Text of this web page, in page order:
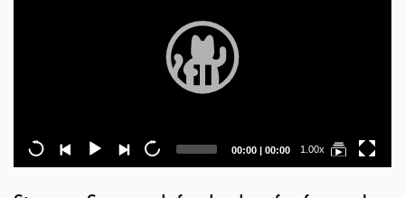
Current
00:00 | Total
00:00 1.00x